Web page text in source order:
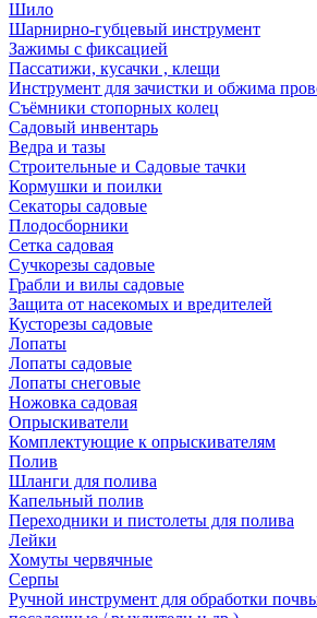
Шило
Шарнирно-губцевый инструмент
Зажимы с фиксацией
Пассатижи, кусачки , клещи
Инструмент для зачистки и обжима
Съёмники стопорных колец
Садовый инвентарь
Ведра и тазы
Строительные и Садовые тачки
Кормушки и поилки
Секаторы садовые
Плодосборники
Сетка садовая
Сучкорезы садовые
Грабли и вилы садовые
Защита от насекомых и вредителей
Кусторезы садовые
Лопаты
Лопаты садовые
Лопаты снеговые
Ножовка садовая
Опрыскиватели
Комплектующие к опрыскивателям
Полив
Шланги для полива
Капельный полив
Переходники и пистолеты для полива
Лейки
Хомуты червячные
Серпы
Ручной инструмент для обработки